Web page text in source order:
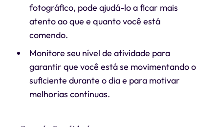
fotográfico, pode ajudá-lo a ficar mais
atento ao que e quanto você está
comendo.
Monitore seu nível de atividade para
garantir que você está se movimentando o
suficiente durante o dia e para motivar
melhorias contínuas.